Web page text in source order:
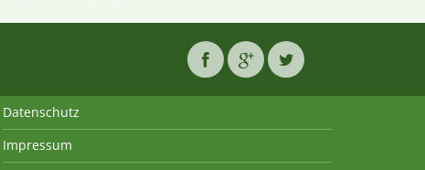
Datenschutz
Impressum